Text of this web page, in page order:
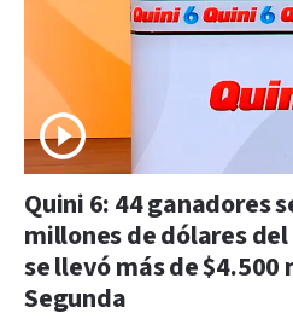
Quini 6: 44 ganadores
millones de dólares
se llevó más de $4.500
Segunda